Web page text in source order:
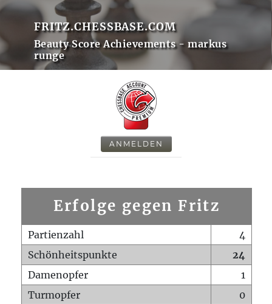
FRITZ.CHESSBASE.COM
Beauty Score Achievements - markus
runge
ANMELDEN
Erfolge gegen Fritz
Partienzahl
4
Schönheitspunkte
24
Damenopfer
1
Turmopfer
0